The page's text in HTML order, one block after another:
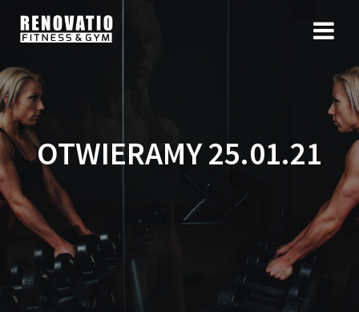
OTWIERAMY 25.01.21